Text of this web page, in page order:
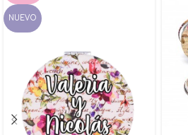
NUEVO